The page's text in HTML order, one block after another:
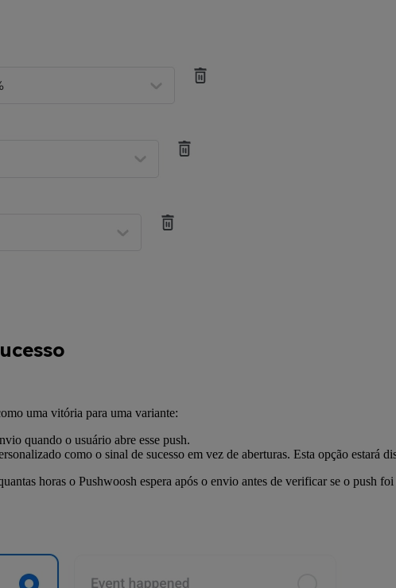
uma vitória para uma variante:
quando o usuário abre esse push.
como o sinal de sucesso em vez de aberturas. Esta opção estará
horas o Pushwoosh espera após o envio antes de verificar se o push